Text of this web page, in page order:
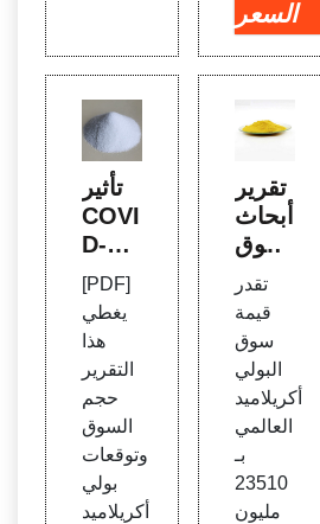
السعر
تأثير
COVI
D-19
على
سوق
بولي أ
كريلام
يد كوب
وليمر
عالميًا
[PDF]
يغطي
هذا
التقرير
حجم
السوق
وتوقعات
بولي
أكريلاميد
تقرير
أبحاث
سوق
لبولي
أكريلا
ميد ال
عالم
ي 20
20 | ا
لسوق
تقدر
قيمة
سوق
البولي
أكريلاميد
العالمي
بـ
23510
مليون